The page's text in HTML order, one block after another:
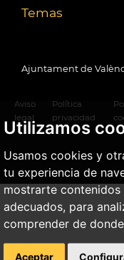
Utilizamos
Usamos cookies y
tu experiencia de
mostrarte contenidos
adecuados, para
comprender de
Aceptar
Temas
Ajuntament de
Aviso
legal
Política
privacidad